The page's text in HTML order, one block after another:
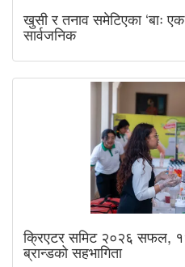
खुसी र तनाव समेटिएका ‘बाः एक
सार्वजनिक
क्रिएटर समिट २०२६ सफल,
ब्रान्डको सहभागिता